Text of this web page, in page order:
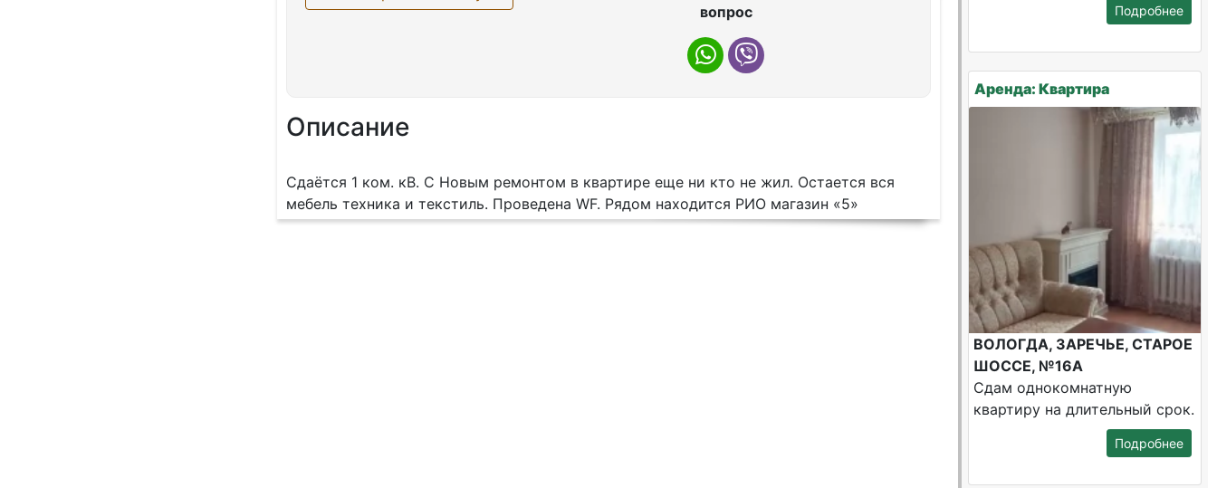
вопрос
Описание
Сдаётся 1 ком. кВ. С Новым ремонтом в квартире еще ни кто не жил. Остается вся
мебель техника и текстиль. Проведена WF. Рядом находится РИО магазин «5»
Подробнее
Аренда: Квартира
ВОЛОГДА, ЗАРЕЧЬЕ, СТАРОЕ
ШОССЕ, №16А
Сдам однокомнатную
квартиру на длительный срок.
Подробнее